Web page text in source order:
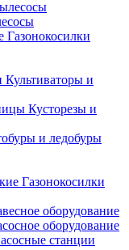
Газонокосилки
Культиваторы и
Кусторезы и
и ледобуры
Газонокосилки
оборудование
оборудование
станции